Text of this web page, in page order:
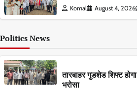
Komal August 4, 2026
Politics News
तारबाहर गुडशेड शिफ्ट
भरोसा